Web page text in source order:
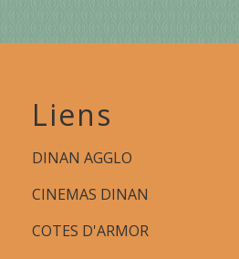
Liens
DINAN AGGLO
CINEMAS DINAN
COTES D'ARMOR